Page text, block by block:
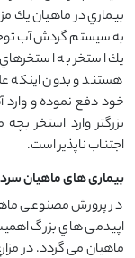
بيماري در ماهيان يك
به سيستم گردش آب
يك استخر به
هستند و بدون اينكه
خود دفع نموده و
بزرگتر وارد استخر
اجتناب ناپذير است.
بیماری های ماهیان
در پرورش مصنوعی
اپیدمی هاي بزرگ اهمیت
ماهیان می گردد. در